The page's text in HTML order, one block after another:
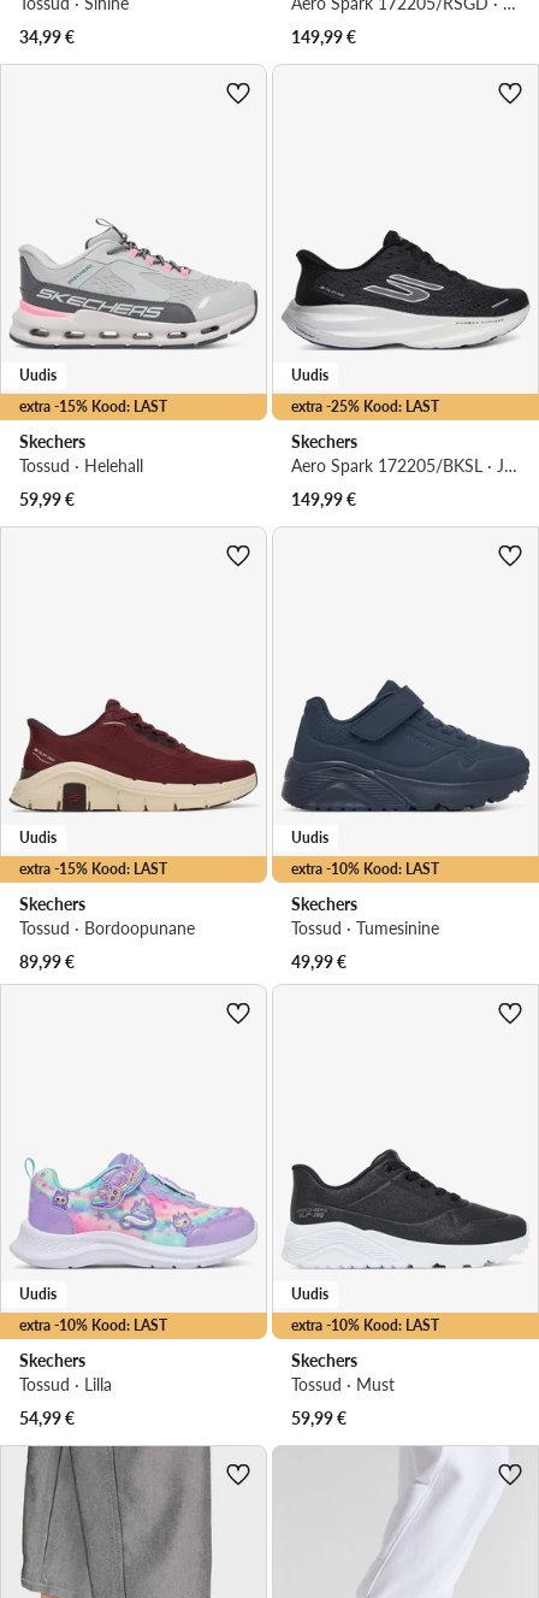
34,99€
149,99€
extra -15% Kood: LAST
Uudis
Skechers
Tossud · Helehall
59,99€
extra -25% Kood: LAST
Uudis
Skechers
Aero Spark 172205/BKSL · Jooksujalatsid
149,99€
extra -15% Kood: LAST
Uudis
Skechers
Tossud · Bordoopunane
89,99€
extra -10% Kood: LAST
Uudis
Skechers
Tossud · Tumesinine
49,99€
extra -10% Kood: LAST
Uudis
Skechers
Tossud · Lilla
54,99€
extra -10% Kood: LAST
Uudis
Skechers
Tossud · Must
59,99€